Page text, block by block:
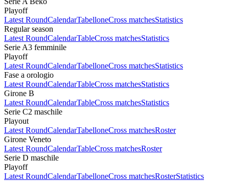
Playoff
Latest RoundCalendarTabelloneCross matchesStatistics
Regular season
Latest RoundCalendarTableCross matchesStatistics
Serie A3 femminile
Playoff
Latest RoundCalendarTabelloneCross matchesStatistics
Fase a orologio
Latest RoundCalendarTableCross matchesStatistics
Girone B
Latest RoundCalendarTableCross matchesStatistics
Serie C2 maschile
Playout
Latest RoundCalendarTabelloneCross matchesRoster
Girone Veneto
Latest RoundCalendarTableCross matchesRoster
Serie D maschile
Playoff
Latest RoundCalendarTabelloneCross matchesRosterStatistics